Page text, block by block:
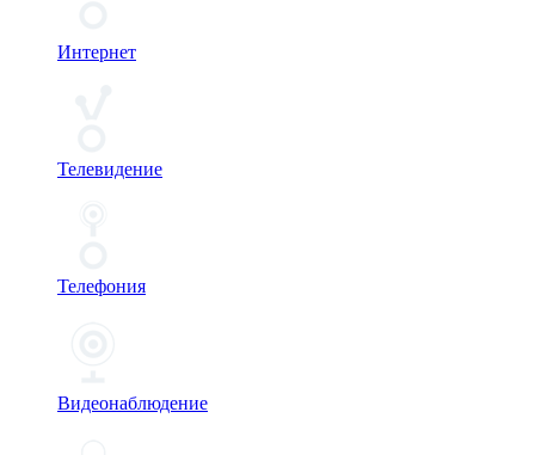
Интернет
Телевидение
Телефония
Видеонаблюдение